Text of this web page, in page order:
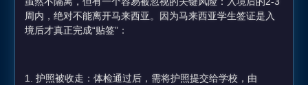
周内，绝对不能离开马来西亚。因为马来西亚学生签证是入
境后才真正完成“贴签”：
1. 护照被收走：体检通过后，需将护照提交给学校，由